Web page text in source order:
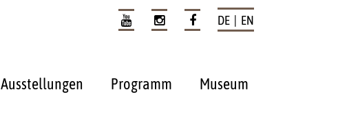
DE | EN
Ausstellungen Programm Museum